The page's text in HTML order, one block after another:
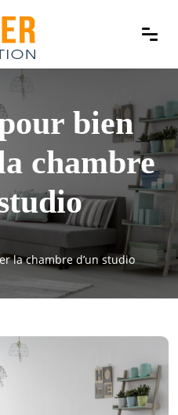
bien
chambre
la chambre d’un studio